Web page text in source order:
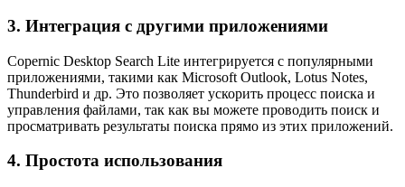
3. Интеграция с другими приложениями
Copernic Desktop Search Lite интегрируется с популярными
приложениями, такими как Microsoft Outlook, Lotus Notes,
Thunderbird и др. Это позволяет ускорить процесс поиска и
управления файлами, так как вы можете проводить поиск и
просматривать результаты поиска прямо из этих приложений.
4. Простота использования